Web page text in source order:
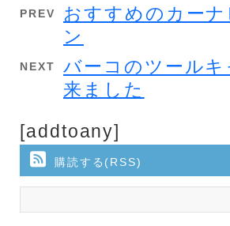
PREV
おすすめのカーナ
ン
NEXT
バーコのツールキ
来ました
[addtoany]
購読する(RSS)